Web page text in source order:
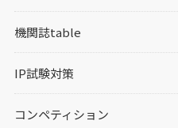
機関誌table
IP試験対策
コンペティション